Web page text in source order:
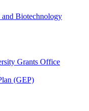
Biotechnology
Grants Office
(GEP)